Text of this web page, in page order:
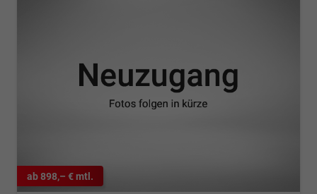
ab 898,– € mtl.